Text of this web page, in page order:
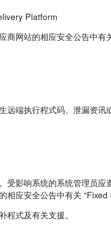
Platform
网站的相应安全公告中有
远端执行程式码、泄漏资讯
受影响系统的系统管理员
应安全公告中有关 “Fixed
程式及有关支援。